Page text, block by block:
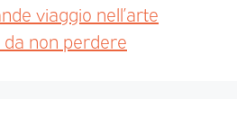
viaggio nell’arte
da non perdere